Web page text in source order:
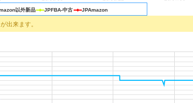
以外新品 JPFBA-中古 JPAmazon
出来ます。